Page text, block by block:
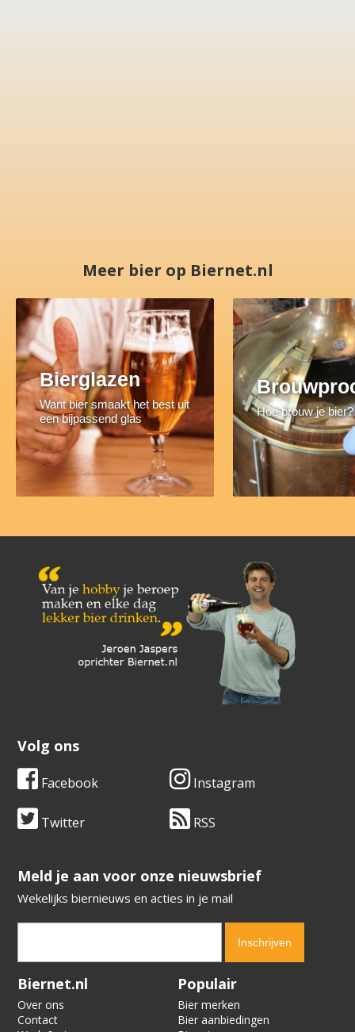
Meer bier op Biernet.nl
Bierglazen
Want bier smaakt het best uit
een bijpassend glas
Hoe brouw je bier?
Volg ons
Facebook Instagram
Twitter RSS
​​​​​​​Meld je aan voor onze nieuwsbrief
Wekelijks biernieuws en acties in je mail
Verification code:
Biernet.nl
Over ons
Contact
Populair
Bier merken
Bier aanbiedingen